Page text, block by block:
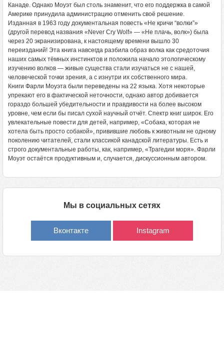
Канаде. Однако Моуэт был столь знаменит, что его поддержка в самой
Америке принудила администрацию отменить своё решение.
Изданная в 1963 году документальная повесть «Не кричи “волки”»
(другой перевод названия «Never Cry Wolf» — «Не плачь, волк») была
через 20 экранизирована, к настоящему времени вышло 30
переизданий! Эта книга навсегда разбила образ волка как средоточия
наших самых тёмных инстинктов и положила начало этологическому
изучению волков — живые существа стали изучаться не с нашей,
человеческой точки зрения, а с изнутри их собственного мира.
Книги Фарли Моуэта были переведены на 22 языка. Хотя некоторые
упрекают его в фактической неточности, однако автор добивается
гораздо большей убедительности и правдивости на более высоком
уровне, чем если бы писал сухой научный отчёт. Спектр книг широк. Его
увлекательные повести для детей, например, «Собака, которая не
хотела быть просто собакой», привившие любовь к животным не одному
поколению читателей, стали классикой канадской литературы. Есть и
строго документальные работы, как, например, «Трагедии моря». Фарли
Моуэт остаётся продуктивным и, случается, дискуссионным автором.
Мы в социальных сетях
Вконтакте Instagram